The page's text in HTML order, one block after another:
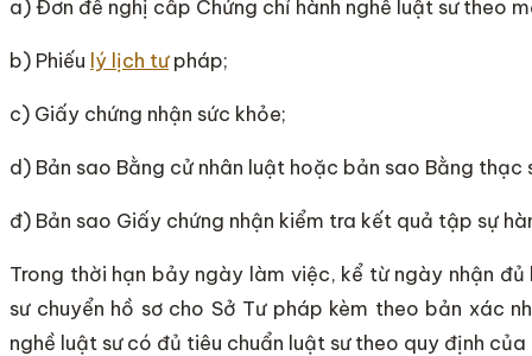
a) Đơn đề nghị cấp Chứng chỉ hành nghề luật sư theo
b) Phiếu lý lịch tưpháp;
c) Giấy chứng nhận sức khỏe;
d) Bản sao Bằng cử nhân luật hoặc bản sao Bằng thạc
đ) Bản sao Giấy chứng nhận kiểm tra kết quả tập sự
Trong thời hạn bảy ngày làm việc, kể từ ngày nhận
sư chuyển hồ sơ cho Sở Tư pháp kèm theo bản xác
nghề luật sư có đủ tiêu chuẩn luật sư theo quy định